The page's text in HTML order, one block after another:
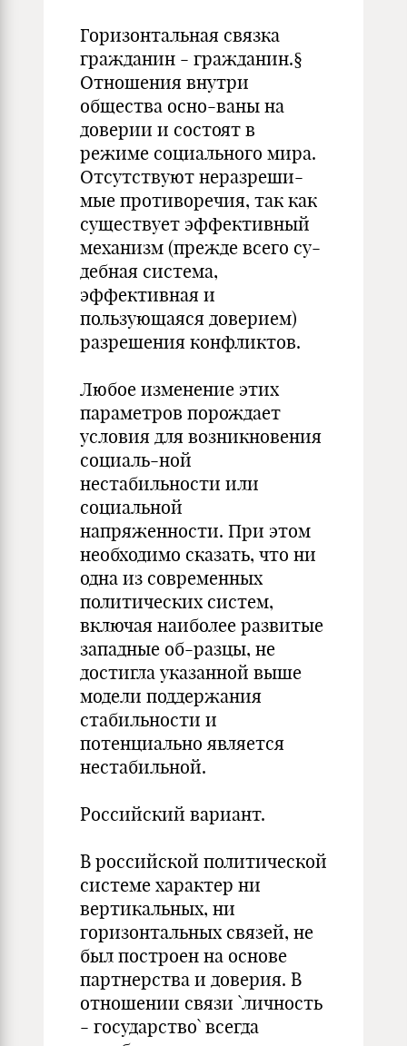
Горизонтальная связка
гражданин - гражданин.§
Отношения внутри
общества осно-ваны на
доверии и состоят в
режиме социального мира.
Отсутствуют неразреши-
мые противоречия, так как
существует эффективный
механизм (прежде всего су-
дебная система,
эффективная и
пользующаяся доверием)
разрешения конфликтов.
Любое изменение этих
параметров порождает
условия для возникновения
социаль-ной
нестабильности или
социальной
напряженности. При этом
необходимо сказать, что ни
одна из современных
политических систем,
включая наиболее развитые
западные об-разцы, не
достигла указанной выше
модели поддержания
стабильности и
потенциально является
нестабильной.
Российский вариант.
В российской политической
системе характер ни
вертикальных, ни
горизонтальных связей, не
был построен на основе
партнерства и доверия. В
отношении связи `личность
- государство` всегда